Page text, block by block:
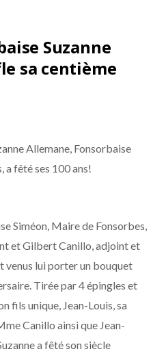
Suzanne
sa centième
Allemane, Fonsorbaise
a fêté ses 100 ans!
Siméon, Maire de Fonsorbes,
et Gilbert Canillo, adjoint et
venus lui porter un bouquet
Tirée par 4 épingles et
fils unique, Jean-Louis, sa
Canillo ainsi que Jean-
a fêté son siècle